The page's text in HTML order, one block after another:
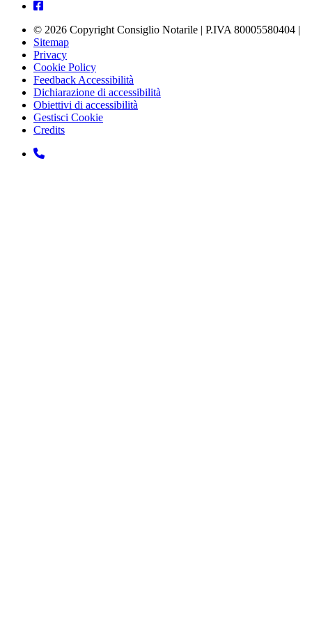
© 2026 Copyright Consiglio Notarile | P.IVA 80005580404 |
Sitemap
Privacy
Cookie Policy
Feedback Accessibilità
Dichiarazione di accessibilità
Obiettivi di accessibilità
Gestisci Cookie
Credits